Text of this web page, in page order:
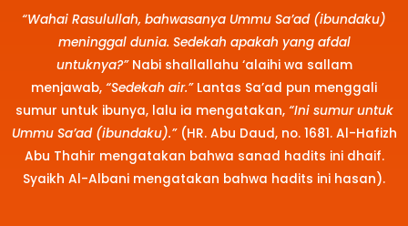
“Wahai Rasulullah, bahwasanya Ummu Sa’ad (ibundaku)
meninggal dunia. Sedekah apakah yang afdal
untuknya?” Nabi shallallahu ‘alaihi wa sallam
menjawab, “Sedekah air.” Lantas Sa’ad pun menggali
sumur untuk ibunya, lalu ia mengatakan, “Ini sumur untuk
Ummu Sa’ad (ibundaku).”(HR. Abu Daud, no. 1681. Al-Hafizh
Abu Thahir mengatakan bahwa sanad hadits ini dhaif.
Syaikh Al-Albani mengatakan bahwa hadits ini hasan).